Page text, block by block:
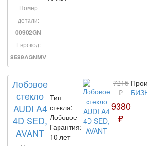
Номер
детали:
00902GN
Еврокод:
8589AGNMV
Лобовое
стекло
AUDI A4
4D SED,
AVANT
Тип
стекла:
Лобовое
Гарантия:
10 лет
7215
₽
9380
₽